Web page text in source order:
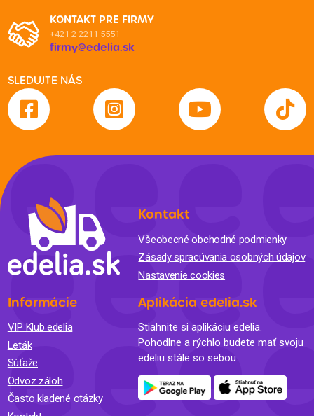
KONTAKT PRE FIRMY
+421 2 2211 5551
firmy@edelia.sk
SLEDUJTE NÁS
Kontakt
Všeobecné obchodné podmienky
Zásady spracúvania osobných údajov
Nastavenie cookies
Informácie
VIP Klub edelia
Leták
Súťaže
Odvoz záloh
Často kladené otázky
Aplikácia edelia.sk
Stiahnite si aplikáciu edelia.
Pohodlne a rýchlo budete mať svoju
edeliu stále so sebou.